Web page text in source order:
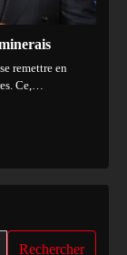
remettre en
Ce,…
Rechercher